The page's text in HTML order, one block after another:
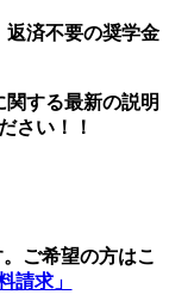
返済不要の奨学金
する最新の説明
さい！！
ご希望の方はこ
請求」